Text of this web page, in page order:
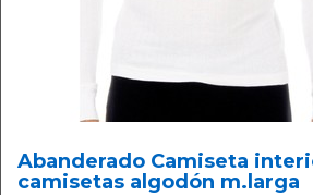
Abanderado Camiseta
camisetas algodón m.larga